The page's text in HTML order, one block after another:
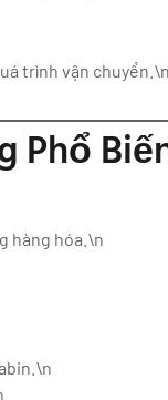
trình vận chuyển.\n
Phổ
hàng hóa.\n